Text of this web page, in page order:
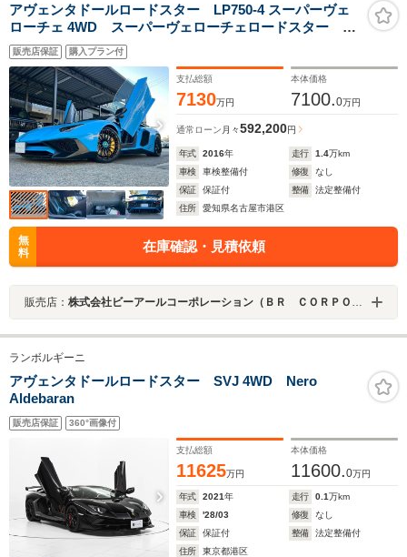
アヴェンタドールロードスター LP750-4 スーパーヴェ
ローチェ 4WD スーパーヴェローチェロードスター 正
規ディーラー車 屋内保管 世界限定500台 1de500 左
ハンドル Fiエキゾースト 可変バルブ付き センターロ
ック イエローキャリパー 新車取説 保証書 スペア
キー有り
販売店保証 購入プラン付
支払総額
7130万円
本体価格
7100.0万円
通常ローン 月々592,200円
年式 2016年 走行 1.4万km
車検
車検整備付 修復
なし
保証
保証付 整備
法定整備付
住所
愛知県名古屋市港区
無
料
在庫確認・見積依頼
販売店： 株式会社ビーアールコーポレーション（ＢＲ ＣＯＲＰＯＲＡＴＩＯＮ）
ランボルギーニ
アヴェンタドールロードスター SVJ 4WD Nero
Aldebaran
販売店保証 360°画像付
支払総額
11625万円
本体価格
11600.0万円
年式 2021年 走行 0.1万km
車検
'28/03 修復
なし
保証
保証付 整備
法定整備付
住所
東京都港区